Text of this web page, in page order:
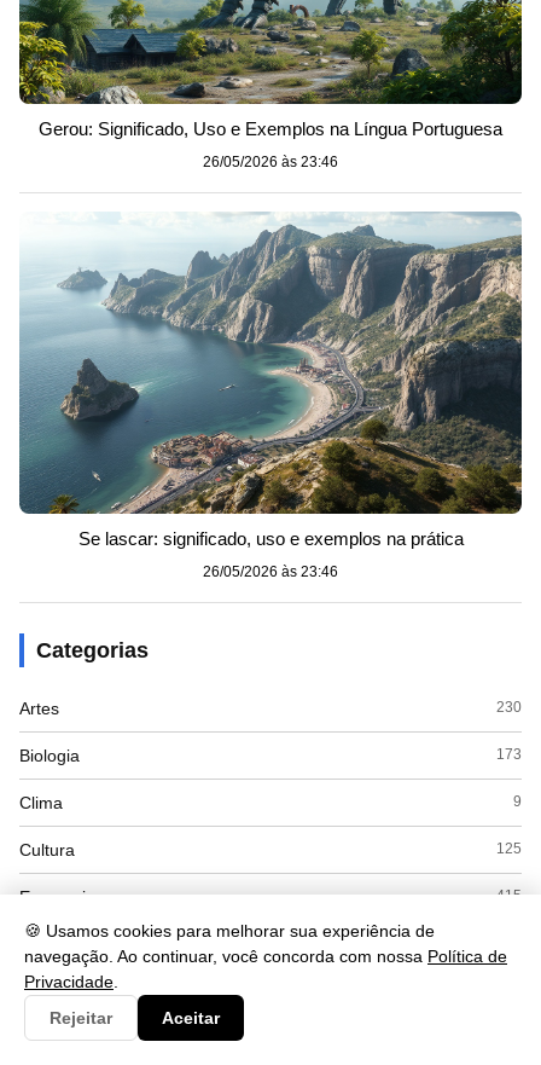
🍪 Usamos cookies para melhorar sua experiência de
navegação. Ao continuar, você concorda com nossa Política de
Privacidade
Rejeitar
Aceitar
Gerou: Significado, Uso e Exemplos na Língua Portuguesa
26/05/2026 às 23:46
Se lascar: significado, uso e exemplos na prática
26/05/2026 às 23:46
Categorias
Artes 230
Biologia 173
Clima 9
Cultura 125
Economia 415
Educacao
ENEM
Espanhol